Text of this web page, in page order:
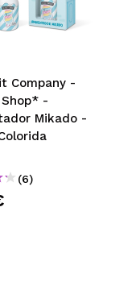
Company -
-
Mikado -
(6)